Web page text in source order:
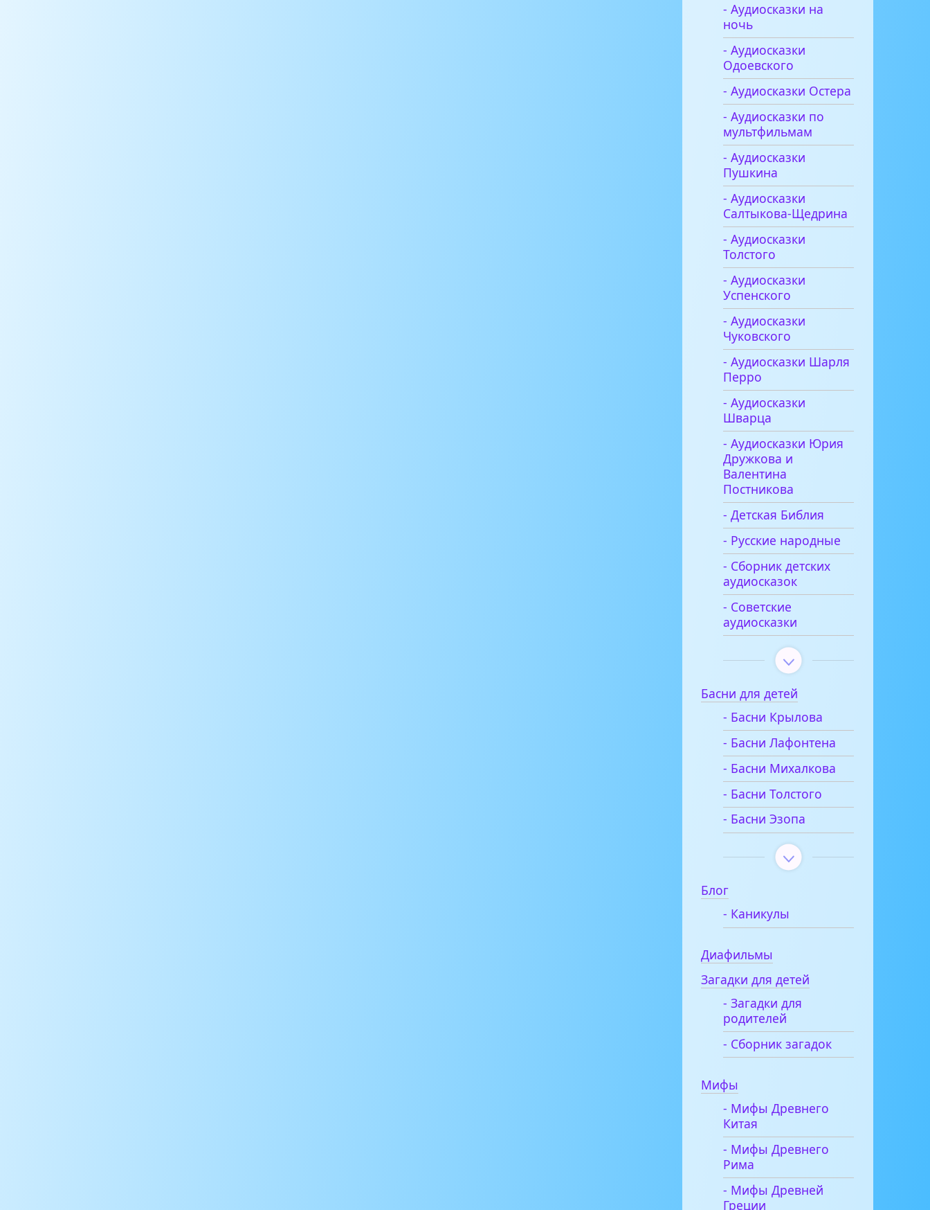
- Аудиосказки на
ночь
- Аудиосказки
Одоевского
- Аудиосказки Остера
- Аудиосказки по
мультфильмам
- Аудиосказки
Пушкина
- Аудиосказки
Салтыкова-Щедрина
- Аудиосказки
Толстого
- Аудиосказки
Успенского
- Аудиосказки
Чуковского
- Аудиосказки Шарля
Перро
- Аудиосказки
Шварца
- Аудиосказки Юрия
Дружкова и
Валентина
Постникова
- Детская Библия
- Русские народные
- Сборник детских
аудиосказок
- Советские
аудиосказки
Басни для детей
- Басни Крылова
- Басни Лафонтена
- Басни Михалкова
- Басни Толстого
- Басни Эзопа
Блог
- Каникулы
Диафильмы
Загадки для детей
- Загадки для
родителей
- Сборник загадок
Мифы
- Мифы Древнего
Китая
- Мифы Древнего
Рима
- Мифы Древней
Греции